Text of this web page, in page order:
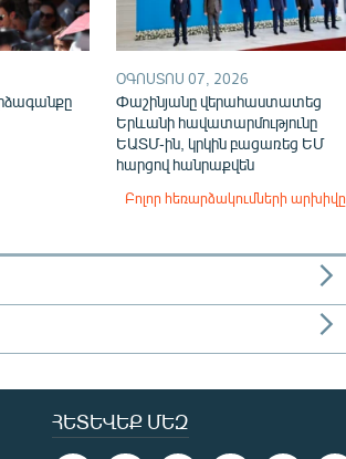
ՕԳՈՍՏՈՍ 07, 2026
Փաշինյանը վերահաստատեց
Երևանի հավատարմությունը
ԵԱՏՄ-ին, կրկին բացառեց ԵՄ
հարցով հանրաքվեն
Բոլոր հեռարձակումների արխիվը
ՀԵՏԵՎԵՔ ՄԵԶ